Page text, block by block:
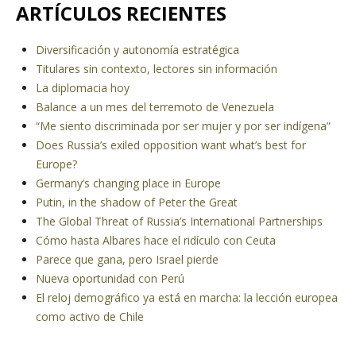
ARTÍCULOS RECIENTES
Diversificación y autonomía estratégica
Titulares sin contexto, lectores sin información
La diplomacia hoy
Balance a un mes del terremoto de Venezuela
“Me siento discriminada por ser mujer y por ser indígena”
Does Russia’s exiled opposition want what’s best for
Europe?
Germany’s changing place in Europe
Putin, in the shadow of Peter the Great
The Global Threat of Russia’s International Partnerships
Cómo hasta Albares hace el ridículo con Ceuta
Parece que gana, pero Israel pierde
Nueva oportunidad con Perú
El reloj demográfico ya está en marcha: la lección europea
como activo de Chile